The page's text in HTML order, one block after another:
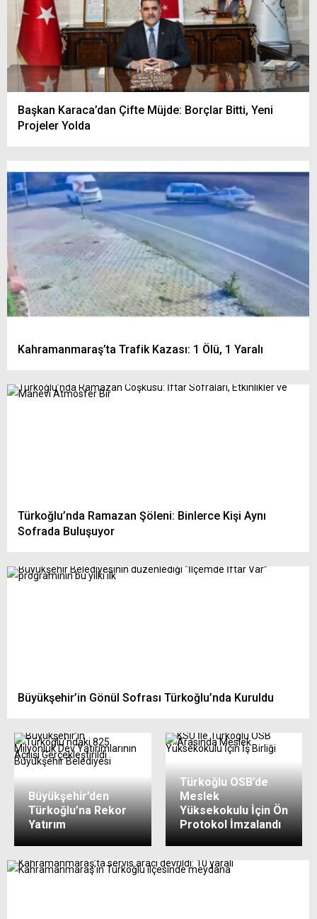
Başkan Karaca’dan Çifte Müjde: Borçlar Bitti, Yeni
Projeler Yolda
Kahramanmaraş’ta Trafik Kazası: 1 Ölü, 1 Yaralı
Türkoğlu’nda Ramazan Şöleni: Binlerce Kişi Aynı
Sofrada Buluşuyor
Büyükşehir’in Gönül Sofrası Türkoğlu’nda Kuruldu
Büyükşehir’den
Türkoğlu’na Rekor
Yatırım
Türkoğlu OSB’de
Meslek
Yüksekokulu İçin Ön
Protokol İmzalandı